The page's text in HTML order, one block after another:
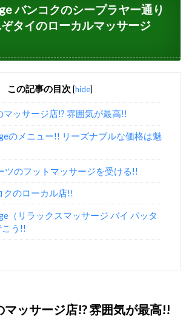
バンコクのシープラヤー通り
タイのローカルマッサージ
この記事の目次 [hide]
マッサージ店!? 雰囲気が最高!!
のメニュー!! リーズナブルな価格は魅
ツのフットマッサージを受ける!!
クのローカル店!!
（リラックスマッサージ バイ パッタ
こう!!
マッサージ店!? 雰囲気が最高!!